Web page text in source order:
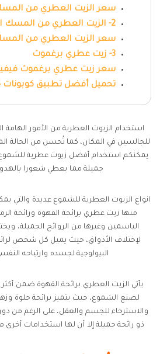
سعر الزيت العطري من
2- الزيت العطري من المسك الاسود
سعر الزيت العطري من
3- زيت عطري برغموث
سعر زيت عطري برغموث
تحميل أفضل تطبيق
استخدام الزيوت العطرية من الأمور
للجالسين في المكان، كما تُحسن من الحالة
يمكنكم استخدام أفضل زيوت عطرية
جميلة مما يعطي شعورا
انواع الزيوت العطرية للشموع عديدة والتي
منها زيت عطري برائحة القهوة ورائحة
الياسمين وغيرها من الروائح الجميلة،
لإختلاف الأذواق، حيث يميل كل شخص
البيولوجية لجسده وارتياحه
يأتي الزيت العطري برائحة القهوة ضمن أكثر
لصنع الشموع، حيث يتميز برائحة حلوة
والاسترخاء للجسم والعقل، على الرغم من
ذو رائحة جميلة إلا أن لها استخدامات أخرى